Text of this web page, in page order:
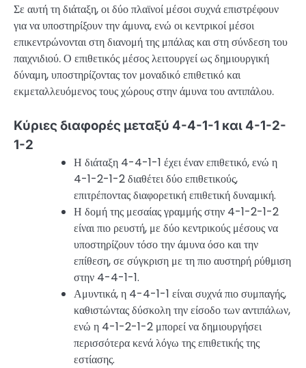
Σε αυτή τη διάταξη, οι δύο πλαϊνοί μέσοι συχνά επιστρέφουν
για να υποστηρίξουν την άμυνα, ενώ οι κεντρικοί μέσοι
επικεντρώνονται στη διανομή της μπάλας και στη σύνδεση του
παιχνιδιού. Ο επιθετικός μέσος λειτουργεί ως δημιουργική
δύναμη, υποστηρίζοντας τον μοναδικό επιθετικό και
εκμεταλλευόμενος τους χώρους στην άμυνα του αντιπάλου.
Κύριες διαφορές μεταξύ 4-4-1-1 και 4-1-2-
1-2
Η διάταξη 4-4-1-1 έχει έναν επιθετικό, ενώ η
4-1-2-1-2 διαθέτει δύο επιθετικούς,
επιτρέποντας διαφορετική επιθετική δυναμική.
Η δομή της μεσαίας γραμμής στην 4-1-2-1-2
είναι πιο ρευστή, με δύο κεντρικούς μέσους να
υποστηρίζουν τόσο την άμυνα όσο και την
επίθεση, σε σύγκριση με τη πιο αυστηρή ρύθμιση
στην 4-4-1-1.
Αμυντικά, η 4-4-1-1 είναι συχνά πιο συμπαγής,
καθιστώντας δύσκολη την είσοδο των αντιπάλων,
ενώ η 4-1-2-1-2 μπορεί να δημιουργήσει
περισσότερα κενά λόγω της επιθετικής της
εστίασης.